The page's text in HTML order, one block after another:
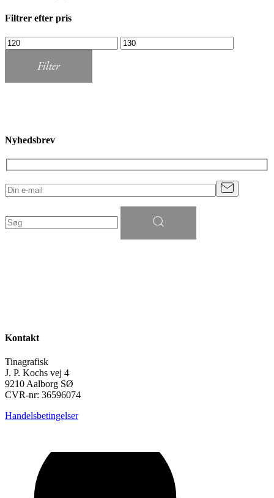
Filtrer efter pris
Mindste
pris
Højeste
pris
Filter
Nyhedsbrev
efter:
Kontakt
Tinagrafisk
J. P. Kochs vej 4
9210 Aalborg SØ
CVR-nr: 36596074
Handelsbetingelser